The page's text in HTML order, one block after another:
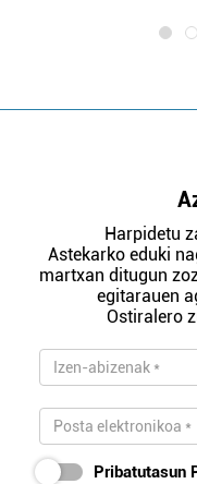
Harpidetu
Astekarko eduki
martxan ditugun
egitarauen
Ostiralero
Pribatutasun